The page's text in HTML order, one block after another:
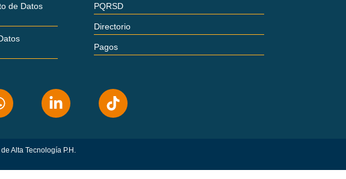
de Datos
PQRSD
Directorio
Pagos
Alta Tecnología P.H.